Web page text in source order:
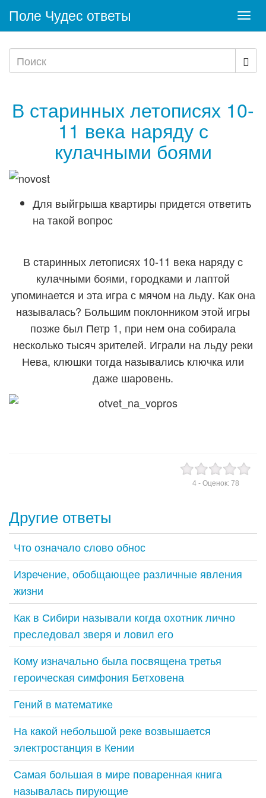
Поле Чудес ответы
В старинных летописях 10-
11 века наряду с
кулачными боями
Для выйгрыша квартиры придется ответить
на такой вопрос
В старинных летописях 10-11 века наряду с
кулачными боями, городками и лаптой
упоминается и эта игра с мячом на льду. Как она
называлась? Большим поклонником этой игры
позже был Петр 1, при нем она собирала
несколько тысяч зрителей. Играли на льду реки
Нева, клюшки тогда назывались ключка или
даже шаровень.
4- Оценок: 78
Другие ответы
Что означало слово обнос
Изречение, обобщающее различные явления
жизни
Как в Сибири называли когда охотник лично
преследовал зверя и ловил его
Кому изначально была посвящена третья
героическая симфония Бетховена
Гений в математике
На какой небольшой реке возвышается
электростанция в Кении
Самая большая в мире поваренная книга
называлась пирующие